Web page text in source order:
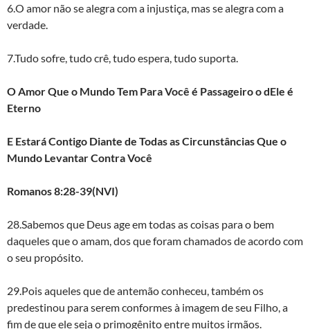
6.O amor não se alegra com a injustiça, mas se alegra com a
verdade.
7.Tudo sofre, tudo crê, tudo espera, tudo suporta.
O Amor Que o Mundo Tem Para Você é Passageiro o dEle é
Eterno
E Estará Contigo Diante de Todas as Circunstâncias Que o
Mundo Levantar Contra Você
Romanos 8:28-39(NVI)
28.Sabemos que Deus age em todas as coisas para o bem
daqueles que o amam, dos que foram chamados de acordo com
o seu propósito.
29.Pois aqueles que de antemão conheceu, também os
predestinou para serem conformes à imagem de seu Filho, a
fim de que ele seja o primogênito entre muitos irmãos.